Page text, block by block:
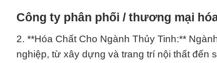
Công ty phân phối / thương mại
2. **Hóa Chất Cho Ngành Thủy Tinh:**
nghiệp, từ xây dựng và trang trí nội thất đến